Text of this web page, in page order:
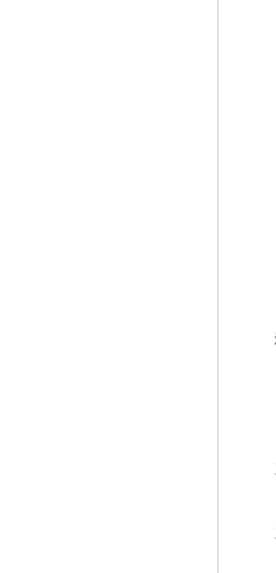
种
1
2
3